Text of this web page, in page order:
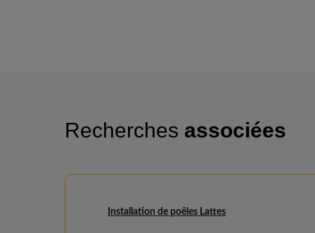
Recherches associées
Installation de poêles Lattes